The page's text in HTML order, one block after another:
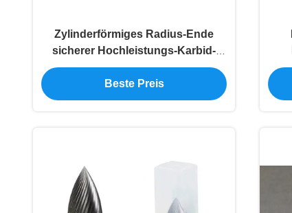
Zylinderförmiges Radius-Ende
sicherer Hochleistungs-Karbid-
Drehgrat Sc
Beste Preis